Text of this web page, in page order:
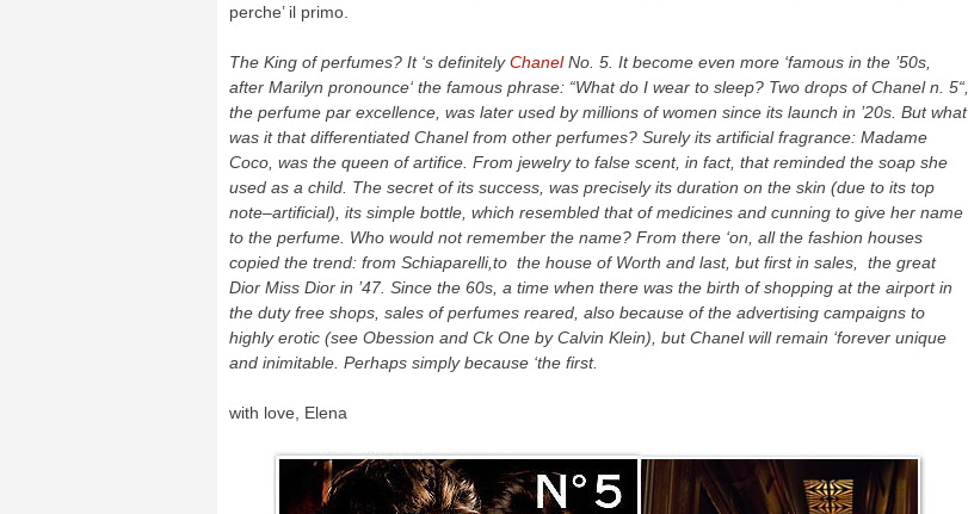
perche’ il primo.
The King of perfumes? It ‘s definitely Chanel No. 5. It become even more ‘famous in the ’50s,
after Marilyn pronounce‘ the famous phrase: “What do I wear to sleep? Two drops of Chaneln. 5“,
the perfume par excellence, was later used by millions of women since its launch in ’20s. But what
was it that differentiated Chanel from other perfumes? Surelyits artificial fragrance: Madame
Coco was the queen of artifice From jewelry to false scent, in fact, that reminded the soap she
used as a child. The secret of its success, was precisely its duration on the skin (due to its top
note–artificial), its simple bottle , which resembled that of medicines and cunning to give her name
to the perfume. Who would not remember the name? From there ‘on, allthe fashion houses
copied the trend: from Schiaparelli,to the house of Worth and last, but first in sales,
the great
Dior Miss Dior in ’47 Since the 60s , a time when there was the birth of shopping at the airport in
the duty free shops , sales of perfumes reared also because of the advertising campaigns to
highly erotic (see Obession and Ck One by Calvin Klein), butChanel will remain ‘forever unique
and inimitable. Perhaps simply because ‘the first.
with love, Elena